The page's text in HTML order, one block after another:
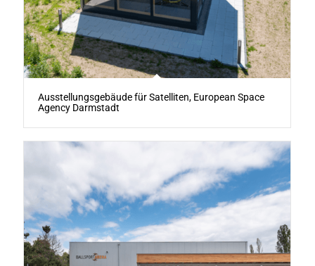
Ausstellungsgebäude für Satelliten, European Space
Agency Darmstadt